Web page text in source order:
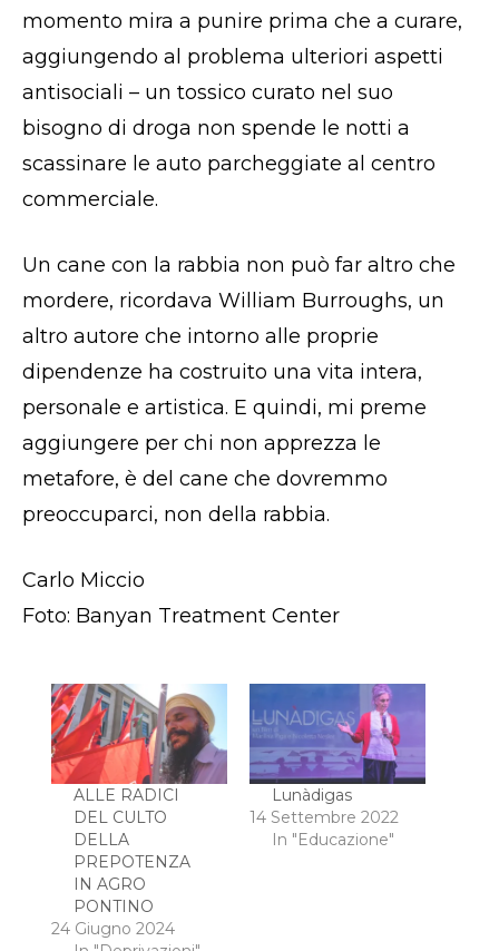
momento mira a punire prima che a curare,
aggiungendo al problema ulteriori aspetti
antisociali – un tossico curato nel suo
bisogno di droga non spende le notti a
scassinare le auto parcheggiate al centro
commerciale.
Un cane con la rabbia non può far altro che
mordere, ricordava William Burroughs, un
altro autore che intorno alle proprie
dipendenze ha costruito una vita intera,
personale e artistica. E quindi, mi preme
aggiungere per chi non apprezza le
metafore, è del cane che dovremmo
preoccuparci, non della rabbia.
Carlo Miccio
Foto: Banyan Treatment Center
ALLE RADICI
DEL CULTO
DELLA
PREPOTENZA
IN AGRO
PONTINO
24 Giugno 2024
Lunàdigas
14 Settembre 2022
In "Educazione"